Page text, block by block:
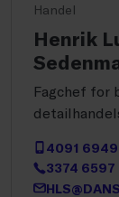
Handel
Henrik
Fagchef for
4091 6949
3374 6597